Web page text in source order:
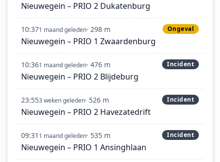
Nieuwegein – PRIO 2 Dukatenburg
10:371 maand geleden· 298 m Ongeval
Nieuwegein – PRIO 1 Zwaardenburg
10:361 maand geleden· 476 m Incident
Nieuwegein – PRIO 2 Blijdeburg
23:553 weken geleden· 526 m Incident
Nieuwegein – PRIO 2 Havezatedrift
09:31 1 maand geleden· 535 m Incident
Nieuwegein – PRIO 1 Ansinghlaan